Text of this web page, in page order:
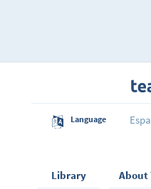
Language
Library About